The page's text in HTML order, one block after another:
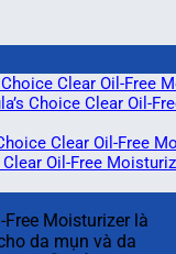
Clear Oil-Free
Choice Clear Oil-
Clear Oil-Free
Oil-Free
Free Moisturizer là
da mụn và da